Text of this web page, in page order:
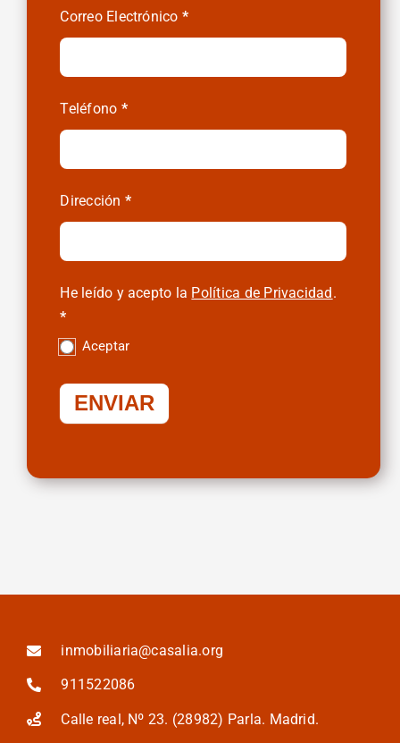
Correo Electrónico *
Teléfono *
Dirección *
He leído y acepto la Política de Privacidad.
*
Aceptar
ENVIAR
inmobiliaria@casalia.org
911522086
Calle real, Nº 23. (28982) Parla. Madrid.